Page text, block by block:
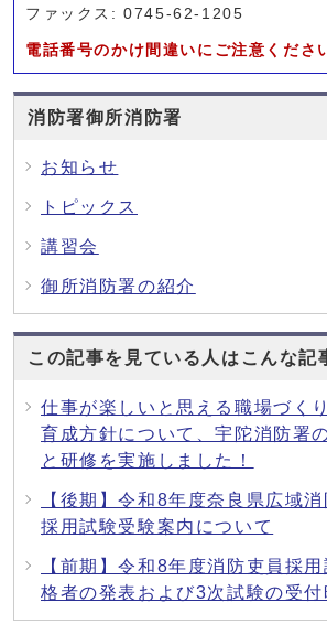
ファックス: 0745-62-1205
電話番号のかけ間違いにご注意くださ
消防署御所消防署
お知らせ
トピックス
講習会
御所消防署の紹介
この記事を見ている人はこんな記
仕事が楽しいと思える職場づく
育成方針について、宇陀消防署
と研修を実施しました！
【後期】令和8年度奈良県広域
採用試験受験案内について
【前期】令和8年度消防吏員採
格者の発表および3次試験の受付